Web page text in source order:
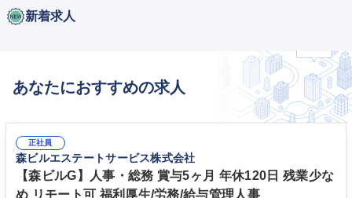
新着求人
あなたにおすすめの求人
正社員
森ビルエステートサービス株式会社
【森ビルG】人事・総務 賞与5ヶ月 年休120日 残業少な
め リモート可 福利厚生/労務/給与管理人事